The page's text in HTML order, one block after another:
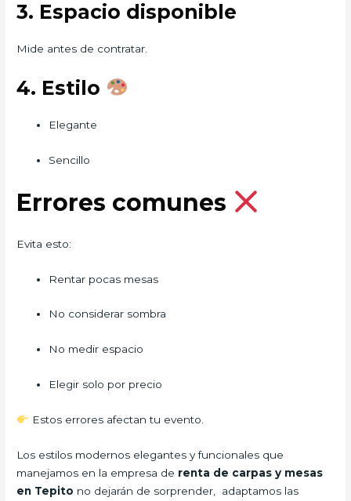
3. Espacio disponible
Mide antes de contratar.
4. Estilo
Elegante
Sencillo
Errores comunes
Evita esto:
Rentar pocas mesas
No considerar sombra
No medir espacio
Elegir solo por precio
Estos errores afectan tu evento.
Los estilos modernos elegantes y funcionales que
manejamos en la empresa de renta de carpas y mesas
en Tepito no dejarán de sorprender, adaptamos las